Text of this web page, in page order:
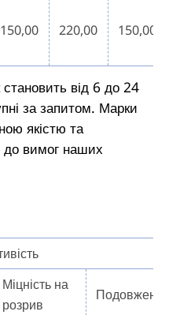
150,00 220,00 150,00
від 6 до 24
за запитом. Марки
якістю та
до вимог наших
Міцність на
розрив